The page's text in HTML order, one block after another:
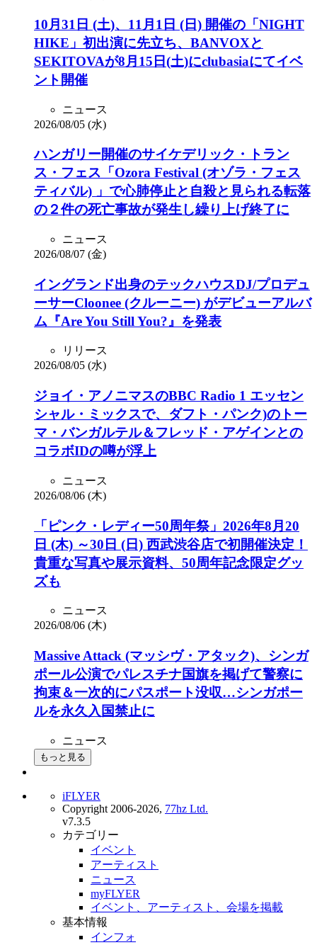
10月31日 (土)、11月1日 (日) 開催の「NIGHT
HIKE」初出演に先立ち、BANVOXと
SEKITOVAが8月15日(土)にclubasiaにてイベ
ント開催
ニュース
2026/08/05 (水)
ハンガリー開催のサイケデリック・トラン
ス・フェス「Ozora Festival (オゾラ・フェス
ティバル) 」で心肺停止と自殺と見られる転落
の２件の死亡事故が発生し繰り上げ終了に
ニュース
2026/08/07 (金)
イングランド出身のテックハウスDJ/プロデュ
ーサーCloonee (クルーニー) がデビューアルバ
ム『Are You Still You?』を発表
リリース
2026/08/05 (水)
ジョイ・アノニマスのBBC Radio 1 エッセン
シャル・ミックスで、ダフト・パンク)のトー
マ・バンガルテル＆フレッド・アゲインとの
コラボIDの噂が浮上
ニュース
2026/08/06 (木)
「ピンク・レディー50周年祭」2026年8月20
日 (木) ～30日 (日) 西武渋谷店で初開催決定！
貴重な写真や展示資料、50周年記念限定グッ
ズも
ニュース
2026/08/06 (木)
Massive Attack (マッシヴ・アタック)、シンガ
ポール公演でパレスチナ国旗を掲げて警察に
拘束＆一次的にパスポート没収…シンガポー
ルを永久入国禁止に
ニュース
もっと見る
iFLYER
Copyright 2006-2026, 77hz Ltd.
v7.3.5
カテゴリー
イベント
アーティスト
ニュース
myFLYER
イベント、アーティスト、会場を掲載
基本情報
インフォ